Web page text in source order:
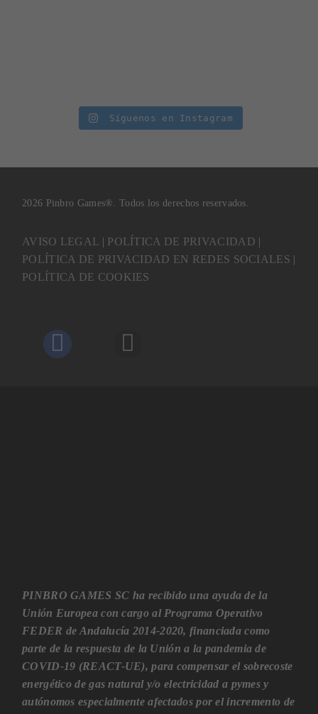
Síguenos en Instagram
2026 Pinbro Games®. Todos los derechos reservados.
AVISO LEGAL | POLÍTICA DE PRIVACIDAD |
POLÍTICA DE PRIVACIDAD EN REDES SOCIALES |
POLÍTICA DE COOKIES
PINBRO GAMES SC ha recibido una ayuda de la
Unión Europea con cargo al Programa Operativo
FEDER de Andalucía 2014-2020, financiada como
parte de la respuesta de la Unión a la pandemia de
COVID-19 (REACT-UE), para compensar el sobrecoste
energético de gas natural y/o electricidad a pymes y
autónomos especialmente afectados por el incremento de